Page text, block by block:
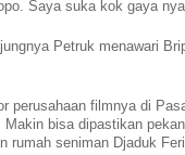
Saya suka kok gaya
Petruk menawari
perusahaan filmnya di
Makin bisa dipastikan
rumah seniman Djaduk